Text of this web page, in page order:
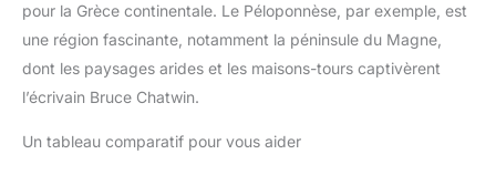
pour la Grèce continentale. Le Péloponnèse, par exemple, est
une région fascinante, notamment la péninsule du Magne,
dont les paysages arides et les maisons-tours captivèrent
l’écrivain Bruce Chatwin.
Un tableau comparatif pour vous aider